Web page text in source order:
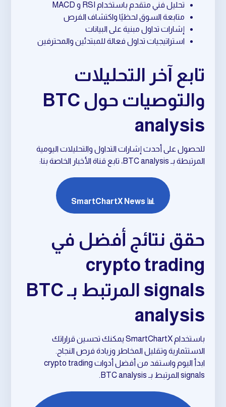
تحليل فني متقدم باستخدام RSI و MACD
متابعة السوق لحظيًا واكتشاف الفرص
إشارات تداول مبنية على البيانات
استراتيجيات تداول فعالة للمبتدئين والمحترفين
تابع آخر التحليلات
والتوصيات حول BTC
analysis
للحصول على أحدث إشارات التداول والتحليلات اليومية
المرتبطة بـ BTC analysis، تابع قناة الأخبار الخاصة بنا:
📊 SmartChartX News
حقق نتائج أفضل في
crypto trading
signals المرتبط بـ BTC
analysis
باستخدام SmartChartX يمكنك تحسين قراراتك
الاستثمارية وتقليل المخاطر وزيادة فرص النجاح.
ابدأ اليوم واستفد من أفضل أدوات crypto trading
signals المرتبط بـ BTC analysis.